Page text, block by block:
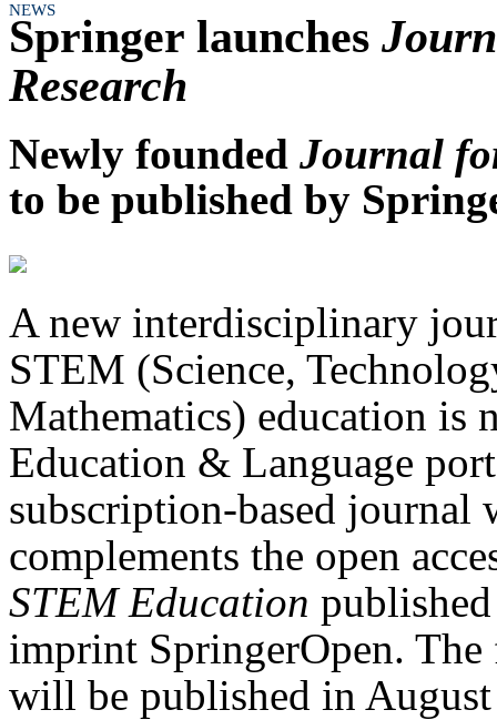
NEWS
Springer launches
Research
Newly founded Journal
to be published by
A new interdisciplinary
STEM (Science,
Mathematics) education is
Education & Language
subscription-based journal
complements the open
STEM Education
imprint SpringerOpen.
will be published in